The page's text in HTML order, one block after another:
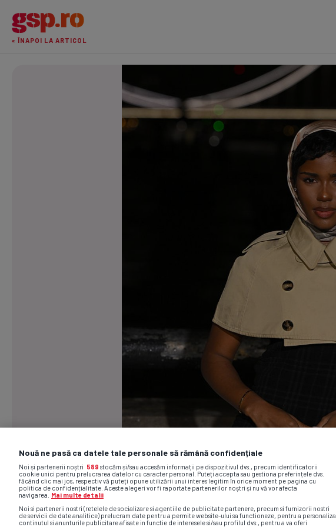
« ÎNAPOI LA ARTICOL
Nouă ne pasă ca datele tale personale să rămână confidențiale
Noi și partenerii noștri 589 stocăm și/sau accesăm informații pe dispozitivul dvs., precum identificatorii
cookie unici pentru prelucrarea datelor cu caracter personal. Puteți accepta sau gestiona preferințele dvs.
făcând clic mai jos, respectiv vă puteți opune utilizării unui interes legitim în orice moment pe pagina cu
politica de confidențialitate. Aceste alegeri vor fi raportate partenerilor noștri și nu vă vor afecta
navigarea.
Mai multe detalii
Noi si partenerii nostri (retelele de socializare si agentiile de publicitate partenere, precum si furnizorii nostri
de servicii de date analitice) prelucram date pentru a permite website-ului sa functioneze, pentru a personaliza
continutul si anunturile publicitare afisate in functie de interesele si/sau profilul dvs., pentru a va oferi